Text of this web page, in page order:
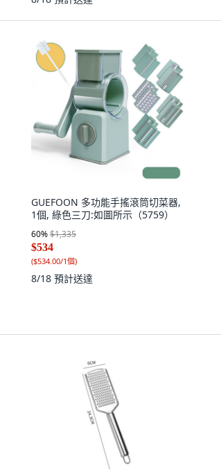
GUEFOON 多功能手搖滾筒切菜器,
1個, 綠色三刀:如圖所示（5759）
60%$1,335
$534
($534.00/1個)
8/18 預計送達